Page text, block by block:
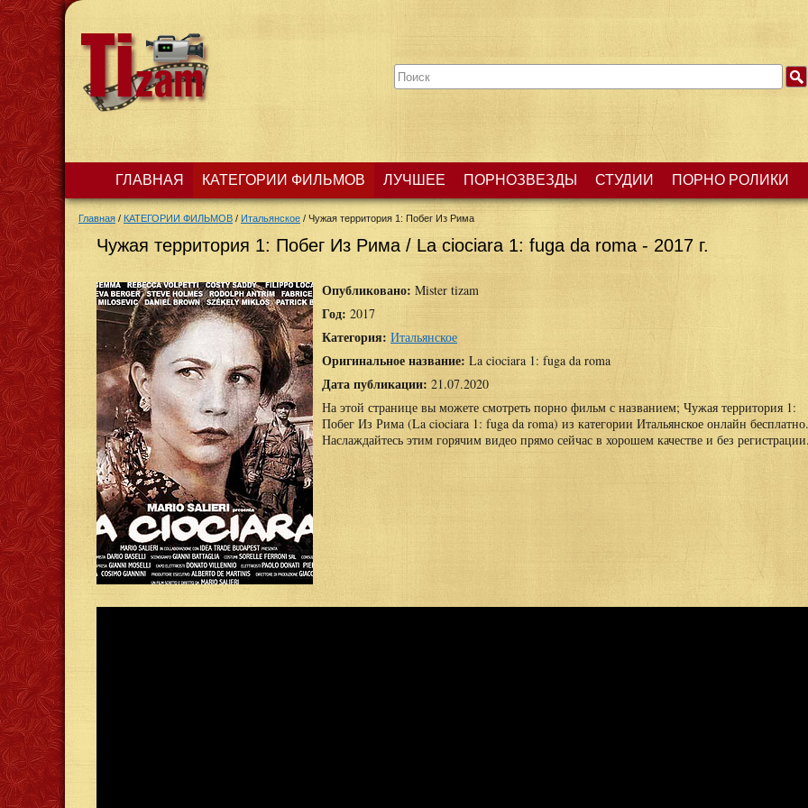
ГЛАВНАЯ КАТЕГОРИИ ФИЛЬМОВ ЛУЧШЕЕ ПОРНОЗВЕЗДЫ СТУДИИ ПОРНО РОЛИКИ
Главная / КАТЕГОРИИ ФИЛЬМОВ / Итальянское / Чужая территория 1: Побег Из Рима
Чужая территория 1: Побег Из Рима / La ciociara 1: fuga da roma - 2017 г.
Опубликовано: Mister tizam
Год: 2017
Категория: Итальянское
Оригинальное название: La ciociara 1: fuga da roma
Дата публикации: 21.07.2020
На этой странице вы можете смотреть порно фильм с названием; Чужая территория 1:
Побег Из Рима (La ciociara 1: fuga da roma) из категории Итальянское онлайн бесплатно.
Наслаждайтесь этим горячим видео прямо сейчас в хорошем качестве и без